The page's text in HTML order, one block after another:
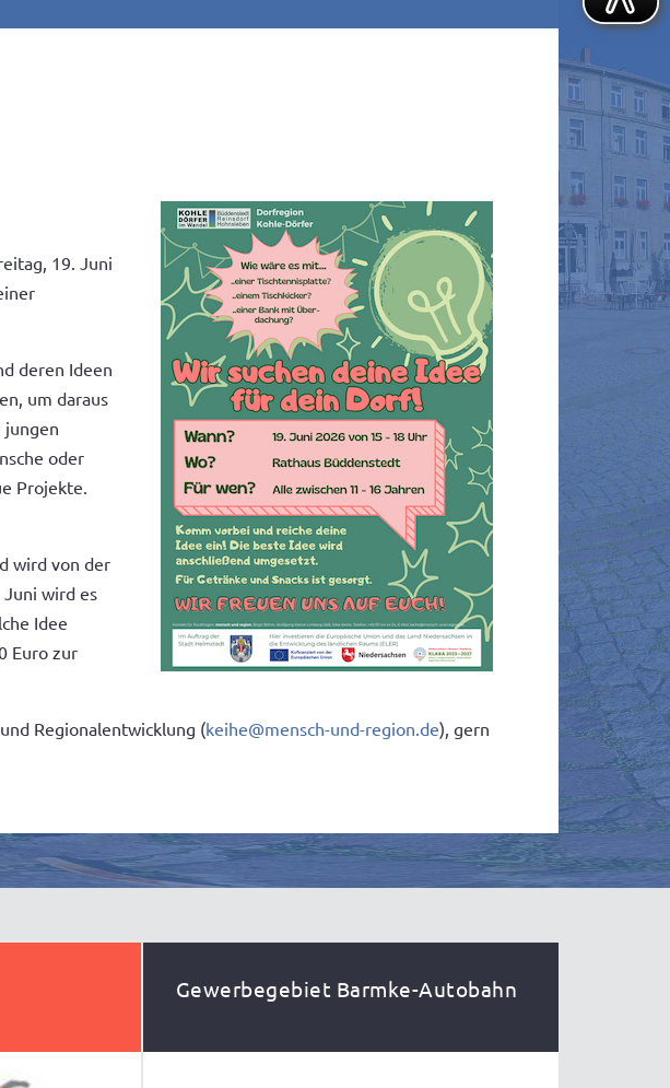
19. Juni
deren Ideen
um daraus
jungen
oder
Projekte.
wird von der
wird es
Idee
Euro zur
Regionalentwicklung (keihe@mensch-und-region.de), gern
Gewerbegebiet Barmke-Autobahn